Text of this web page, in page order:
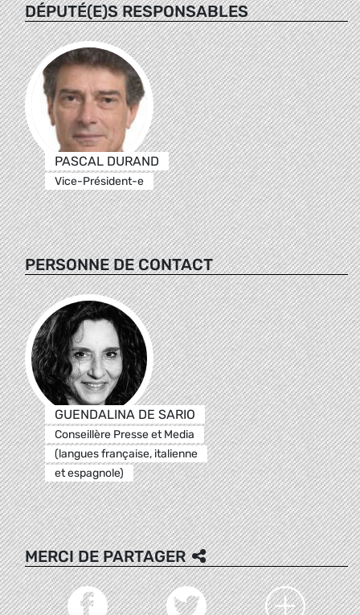
DÉPUTÉ(E)S RESPONSABLES
PASCAL DURAND
Vice-Président-e
PERSONNE DE CONTACT
GUENDALINA DE SARIO
Conseillère Presse et Media
(langues française, italienne
et espagnole)
MERCI DE PARTAGER